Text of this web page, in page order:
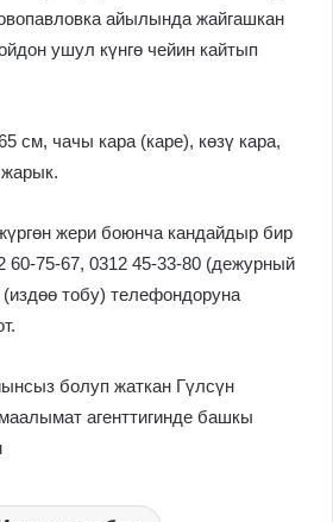
айылында жайгашкан
ушул күнгө чейин кайтып
см, чачы кара (каре), көзү кара,
жери боюнча кандайдыр бир
60-75-67, 0312 45-33-80 (дежурный
тобу) телефондоруна
болуп жаткан Гүлсүн
агенттигинде башкы